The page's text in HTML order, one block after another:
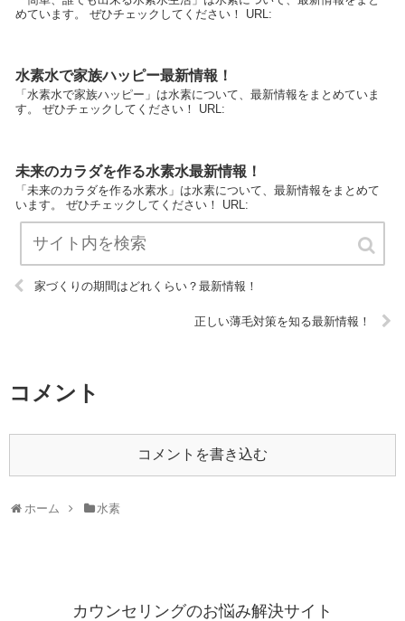
めています。 ぜひチェックしてください！ URL:
水素水で家族ハッピー最新情報！
「水素水で家族ハッピー」は水素について、最新情報をまとめていま
す。 ぜひチェックしてください！ URL:
未来のカラダを作る水素水最新情報！
「未来のカラダを作る水素水」は水素について、最新情報をまとめて
います。 ぜひチェックしてください！ URL:
家づくりの期間はどれくらい？最新情報！
正しい薄毛対策を知る最新情報！
コメント
コメントを書き込む
ホーム 水素
カウンセリングのお悩み解決サイト